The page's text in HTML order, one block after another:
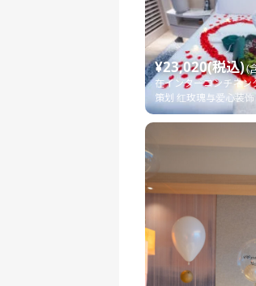
¥23,020(税込)(
在インターコンチネ
策划 红玫瑰与爱心装饰